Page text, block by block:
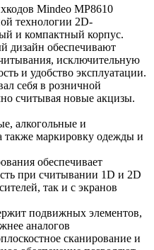
Mindeo MP8610
технологии 2D-
и компактный корпус.
дизайн обеспечивают
исключительную
и удобство эксплуатации.
себя в розничной
считывая новые акцизы.
алкогольные и
также маркировку одежды и
обеспечивает
при считывании 1D и 2D
так и с экранов
подвижных элементов,
аналогов
сканирование и